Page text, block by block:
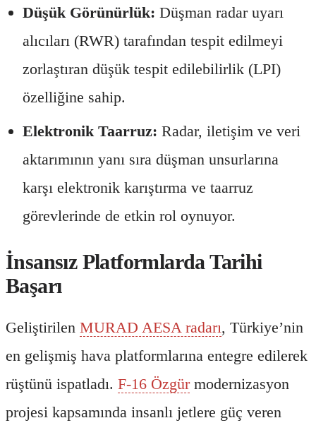
Düşük Görünürlük: Düşman radar uyarı
alıcıları (RWR) tarafından tespit edilmeyi
zorlaştıran düşük tespit edilebilirlik (LPI)
özelliğine sahip.
Elektronik Taarruz: Radar, iletişim ve veri
aktarımının yanı sıra düşman unsurlarına
karşı elektronik karıştırma ve taarruz
görevlerinde de etkin rol oynuyor.
İnsansız Platformlarda Tarihi
Başarı
Geliştirilen MURAD AESA radarı, Türkiye’nin
en gelişmiş hava platformlarına entegre edilerek
rüştünü ispatladı. F-16 Özgürmodernizasyon
projesi kapsamında insanlı jetlere güç veren